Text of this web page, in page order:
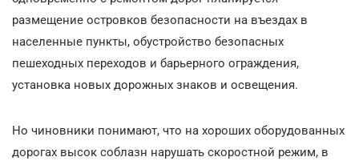
размещение островков безопасности на въездах в
населенные пункты, обустройство безопасных
пешеходных переходов и барьерного ограждения,
установка новых дорожных знаков и освещения.
Но чиновники понимают, что на хороших оборудованных
дорогах высок соблазн нарушать скоростной режим, в